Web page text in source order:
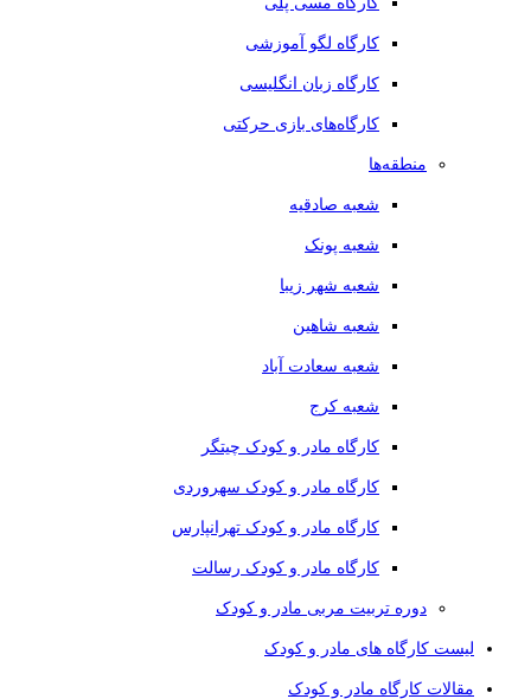
کارگاه لگو آموزشی
کارگاه زبان انگلیسی
کارگاه‌های بازی حرکتی
منطقه‌ها
شعبه صادقیه
شعبه پونک
شعبه شهر زیبا
شعبه شاهین
شعبه سعادت آباد
شعبه کرج
کارگاه مادر و کودک چیتگر
کارگاه مادر و کودک سهروردی
کارگاه مادر و کودک تهرانپارس
کارگاه مادر و کودک رسالت
دوره تربیت مربی مادر و کودک
لیست کارگاه های مادر و کودک
مقالات کارگاه مادر و کودک